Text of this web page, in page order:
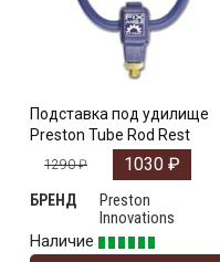
Подставка под удилище
Preston Tube Rod Rest
1290₽ 1030 ₽
БРЕНД
Preston
Innovations
Наличие